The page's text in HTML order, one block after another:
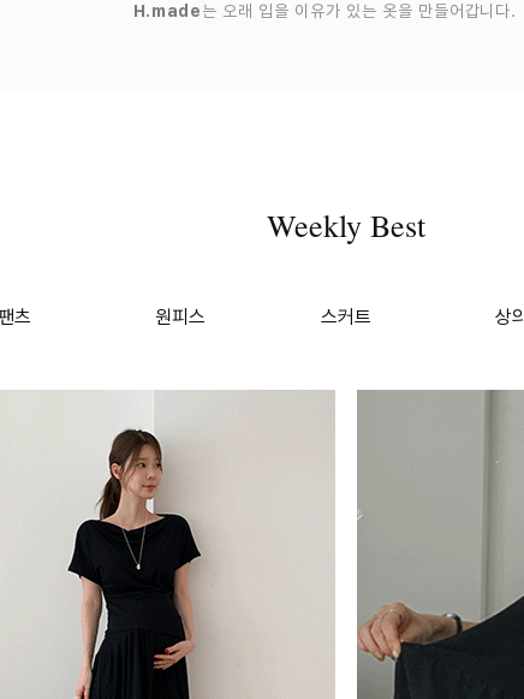
H.made는 오래 입을 이유가 있는 옷을 만들어갑니다.
Weekly Best
츠 원피스 스커트 상의